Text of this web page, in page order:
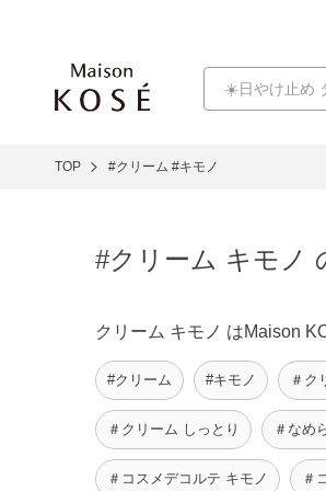
TOP #クリーム #キモノ
#クリーム キモノ
クリーム キモノ はMaison
#クリーム #キモノ ＃ク
＃クリーム しっとり ＃なめ
＃コスメデコルテ キモノ ＃